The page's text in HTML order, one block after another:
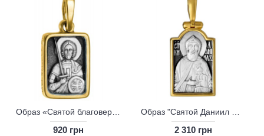
Образ «Святой благоверный князь Александр Невский»
920 грн
Образ "Святой Даниил Московский", серебро 925° с позолотой
2 310 грн